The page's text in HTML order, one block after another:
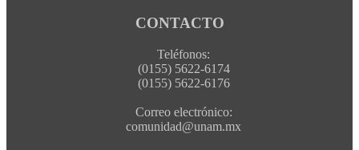
CONTACTO
Teléfonos:
(0155) 5622-6174
(0155) 5622-6176
Correo electrónico:
comunidad@unam.mx